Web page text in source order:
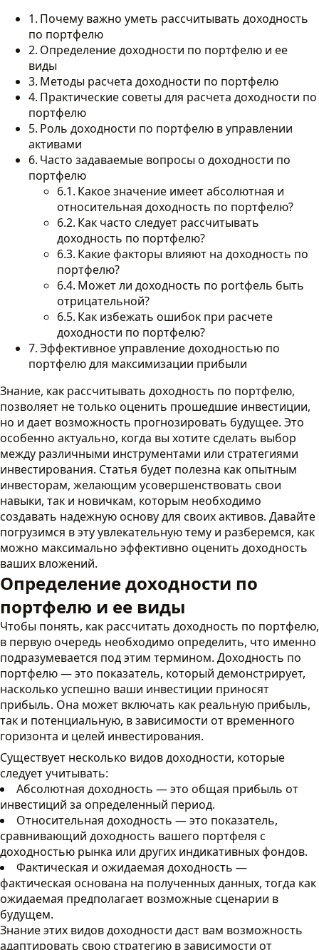
Почему важно уметь рассчитывать доходность
по портфелю
Определение доходности по портфелю и ее
виды
Методы расчета доходности по портфелю
Практические советы для расчета доходности по
портфелю
Роль доходности по портфелю в управлении
активами
Часто задаваемые вопросы о доходности по
портфелю
Какое значение имеет абсолютная и
относительная доходность по портфелю?
Как часто следует рассчитывать
доходность по портфелю?
Какие факторы влияют на доходность по
портфелю?
Может ли доходность по portфель быть
отрицательной?
Как избежать ошибок при расчете
доходности по портфелю?
Эффективное управление доходностью по
портфелю для максимизации прибыли
Знание, как рассчитывать доходность по портфелю,
позволяет не только оценить прошедшие инвестиции,
но и дает возможность прогнозировать будущее. Это
особенно актуально, когда вы хотите сделать выбор
между различными инструментами или стратегиями
инвестирования. Статья будет полезна как опытным
инвесторам, желающим усовершенствовать свои
навыки, так и новичкам, которым необходимо
создавать надежную основу для своих активов. Давайте
погрузимся в эту увлекательную тему и разберемся, как
можно максимально эффективно оценить доходность
ваших вложений.
Определение доходности по
портфелю и ее виды
Чтобы понять, как рассчитать доходность по портфелю,
в первую очередь необходимо определить, что именно
подразумевается под этим термином. Доходность по
портфелю — это показатель, который демонстрирует,
насколько успешно ваши инвестиции приносят
прибыль. Она может включать как реальную прибыль,
так и потенциальную, в зависимости от временного
горизонта и целей инвестирования.
Существует несколько видов доходности, которые
следует учитывать:
Абсолютная доходность — это общая прибыль от
инвестиций за определенный период.
Относительная доходность — это показатель,
сравнивающий доходность вашего портфеля с
доходностью рынка или других индикативных фондов.
Фактическая и ожидаемая доходность —
фактическая основана на полученных данных, тогда как
ожидаемая предполагает возможные сценарии в
будущем.
Знание этих видов доходности даст вам возможность
адаптировать свою стратегию в зависимости от